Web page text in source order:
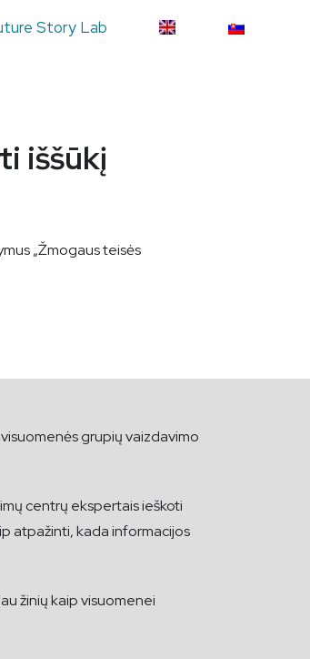
Story Lab
iššūkį
„Žmogaus teisės
grupių vaizdavimo
centrų ekspertais ieškoti
atpažinti, kada informacijos
žinių kaip visuomenei